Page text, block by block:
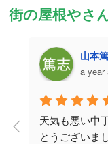
街の屋根やさ
山本
a year
天気も悪い中
とうございま